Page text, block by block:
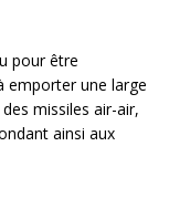
pour être
emporter une large
missiles air-air,
ainsi aux